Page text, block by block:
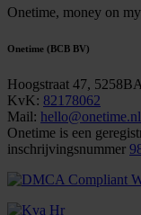
Onetime, money on
Onetime (BCB BV)
Hoogstraat 47,
KvK: 82178062
Mail: hello@onetime.nl
Onetime is een
inschrijvingsnummer